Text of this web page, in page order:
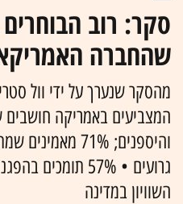
סקר: רוב
שהחברה
המצביעים באמריקה חושבים
והיספנים; 71%
השוויון במדינה